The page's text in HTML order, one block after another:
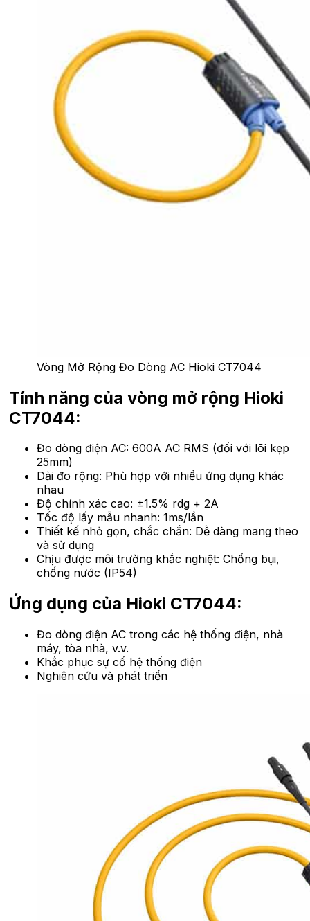
Vòng Mở Rộng Đo Dòng AC Hioki CT7044
Tính năng của vòng mở rộng Hioki
CT7044:
Đo dòng điện AC: 600A AC RMS (đối với lõi kẹp
25mm)
Dải đo rộng: Phù hợp với nhiều ứng dụng khác
nhau
Độ chính xác cao: ±1.5% rdg + 2A
Tốc độ lấy mẫu nhanh: 1ms/lần
Thiết kế nhỏ gọn, chắc chắn: Dễ dàng mang theo
và sử dụng
Chịu được môi trường khắc nghiệt: Chống bụi,
chống nước (IP54)
Ứng dụng của Hioki CT7044:
Đo dòng điện AC trong các hệ thống điện, nhà
máy, tòa nhà, v.v.
Khắc phục sự cố hệ thống điện
Nghiên cứu và phát triển